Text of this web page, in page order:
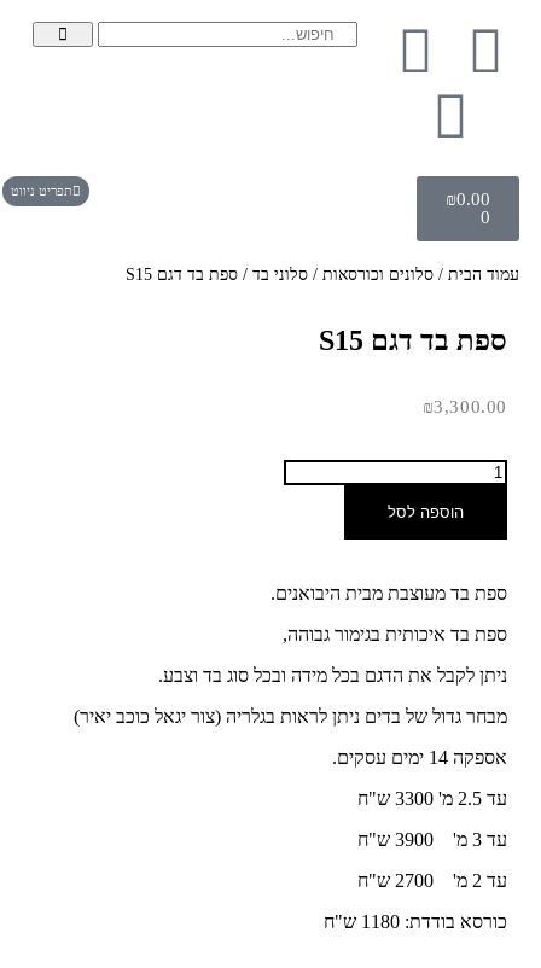
₪0.00
תפריט ניווט
עמוד הבית/ סלונים וכורסאות/ סלוני בד/ ספת בד דגם S15
ספת בד דגם S15
₪3,300.00
הוספה לסל
ספת בד מעוצבת מבית היבואנים.
ספת בד איכותית בגימור גבוהה,
ניתן לקבל את הדגם בכל מידה ובכל סוג בד וצבע.
מבחר גדול של בדים ניתן לראות בגלריה (צור יגאל כוכב יאיר)
אספקה 14 ימים עסקים.
עד 2.5 מ' 3300 ש"ח
עד 3 מ' 3900 ש"ח
עד 2 מ' 2700 ש"ח
כורסא בודדת: 1180 ש"ח